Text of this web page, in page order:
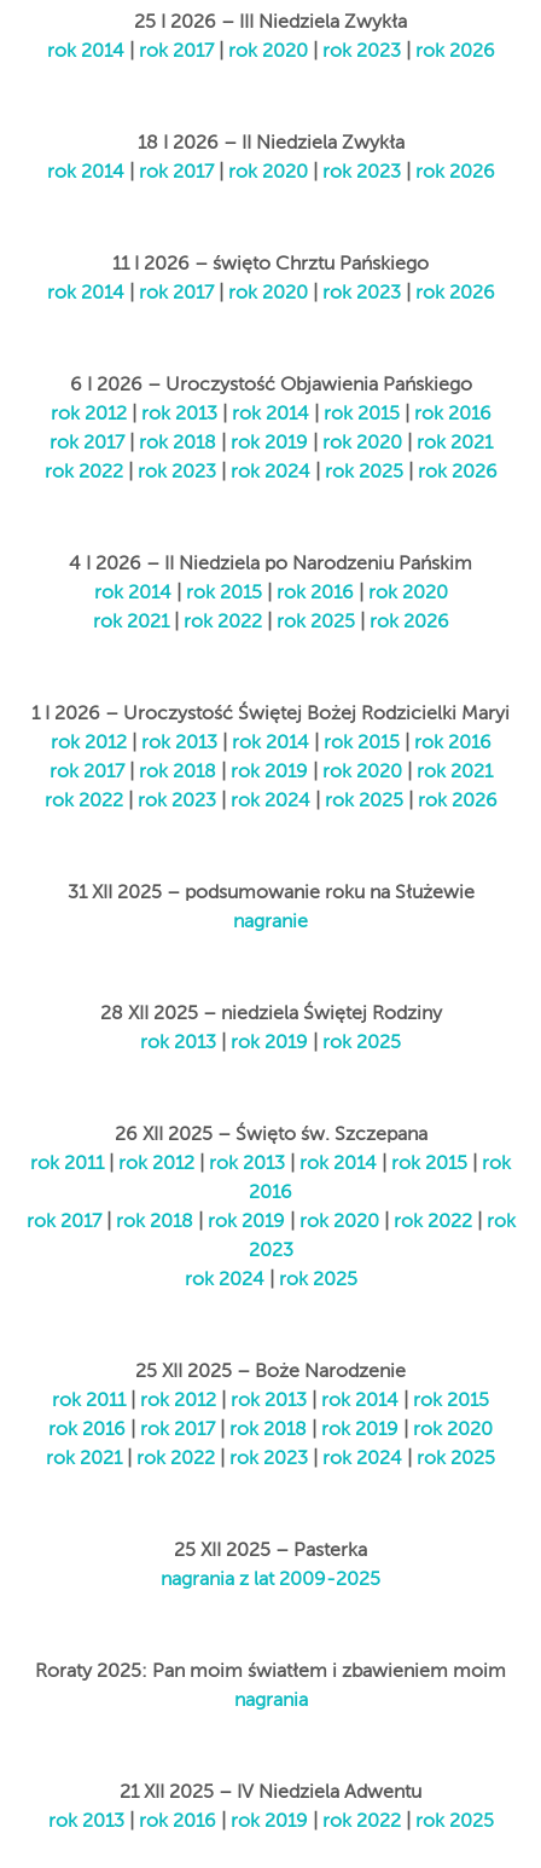
25 I 2026 – III Niedziela Zwykła
rok 2014| rok 2017| rok 2020| rok 2023| rok 2026
18 I 2026 – II Niedziela Zwykła
rok 2014| rok 2017| rok 2020| rok 2023| rok 2026
11 I 2026 – święto Chrztu Pańskiego
rok 2014| rok 2017| rok 2020| rok 2023| rok 2026
6 I 2026 – Uroczystość Objawienia Pańskiego
rok 2012| rok 2013| rok 2014| rok 2015| rok 2016
rok 2017| rok 2018| rok 2019| rok 2020| rok 2021
rok 2022| rok 2023| rok 2024| rok 2025| rok 2026
4 I 2026 – II Niedziela po Narodzeniu Pańskim
rok 2014| rok 2015| rok 2016| rok 2020
rok 2021| rok 2022| rok 2025| rok 2026
1 I 2026 – Uroczystość Świętej Bożej Rodzicielki Maryi
rok 2012| rok 2013| rok 2014| rok 2015| rok 2016
rok 2017| rok 2018| rok 2019| rok 2020| rok 2021
rok 2022| rok 2023| rok 2024| rok 2025| rok 2026
31 XII 2025 – podsumowanie roku na Służewie
nagranie
28 XII 2025 – niedziela Świętej Rodziny
rok 2013
rok 2019 rok 2025
26 XII 2025 – Święto św. Szczepana
rok 2011| rok 2012 rok 2013 rok 2014 rok 2015
rok
2016
rok 2017| rok 2018| rok 2019| rok 2020| rok 2022| rok
2023
rok 2024| rok 2025
25 XII 2025 – Boże Narodzenie
rok 2011| rok 2012 rok 2013 rok 2014
rok 2015
rok 2016
rok 2017 rok 2018 rok 2019
rok 2020
rok 2021| rok 2022 rok 2023 rok 2024 rok 2025
25 XII 2025 – Pasterka
nagrania z lat 2009-2025
Roraty 2025: Pan moim światłem i zbawieniem moim
nagrania
21 XII 2025 – IV Niedziela Adwentu
rok 2013| rok 2016| rok 2019| rok 2022| rok 2025